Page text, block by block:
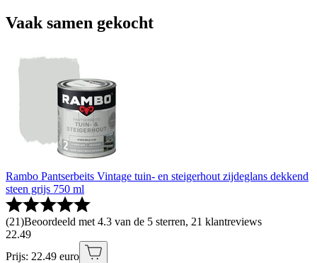
Vaak samen gekocht
Rambo Pantserbeits Vintage tuin- en steigerhout zijdeglans dekkend
steen grijs 750 ml
(21)Beoordeeld met 4.3 van de 5 sterren, 21 klantreviews
22.49
Prijs: 22.49 euro